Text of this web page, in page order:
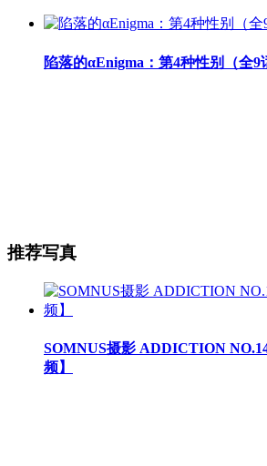
陷落的αEnigma：第4种性别（全9
推荐写真
SOMNUS摄影 ADDICTION
频】